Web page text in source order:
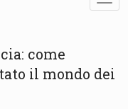
come
il mondo dei